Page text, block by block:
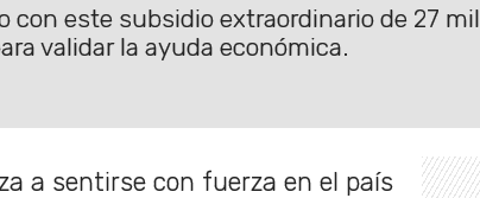
con este subsidio extraordinario de 27 mil
validar la ayuda económica.
a sentirse con fuerza en el país